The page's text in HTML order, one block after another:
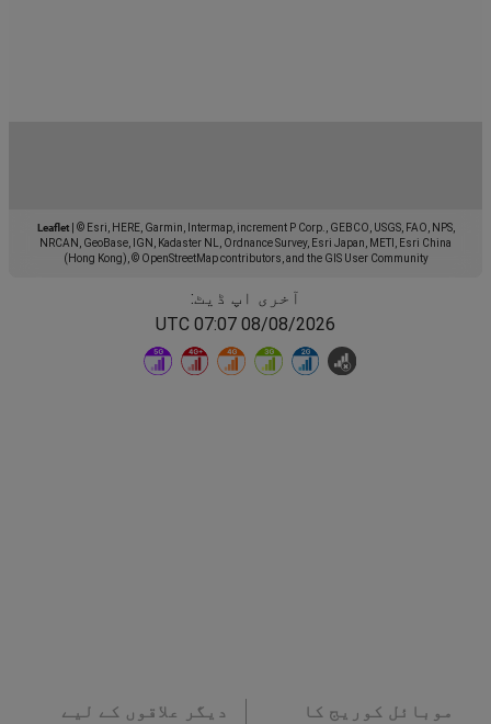
Leaflet
© Esri, HERE, Garmin, Intermap, increment P Corp., GEBCO, USGS, FAO, NPS,
NRCAN, GeoBase, IGN, Kadaster NL, Ordnance Survey, Esri Japan, METI, Esri China
(Hong Kong), © OpenStreetMap contributors, and the GIS User Community
آخری اپ ڈیٹ:
08/08/2026 07:07 UTC
موبائل کوریج کا
دیگر علاقوں کے لیے